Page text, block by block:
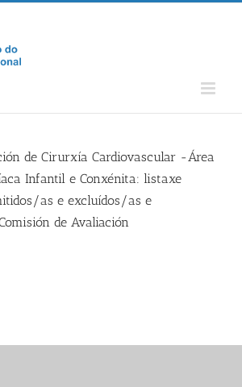
de Cirurxía Cardiovascular -Área
Infantil e Conxénita: listaxe
as e excluídos/as e
de Avaliación